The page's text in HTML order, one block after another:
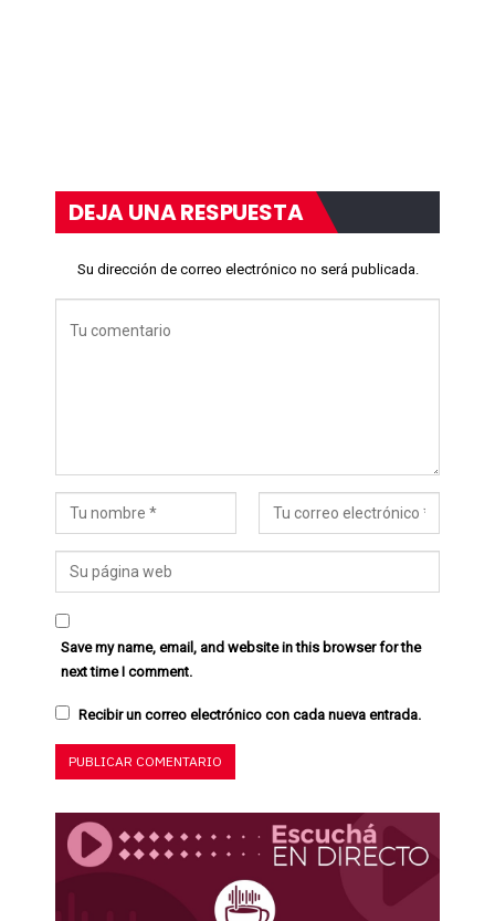
DEJA UNA RESPUESTA
Su dirección de correo electrónico no será publicada.
Save my name, email, and website in this browser for the
next time I comment.
Recibir un correo electrónico con cada nueva entrada.